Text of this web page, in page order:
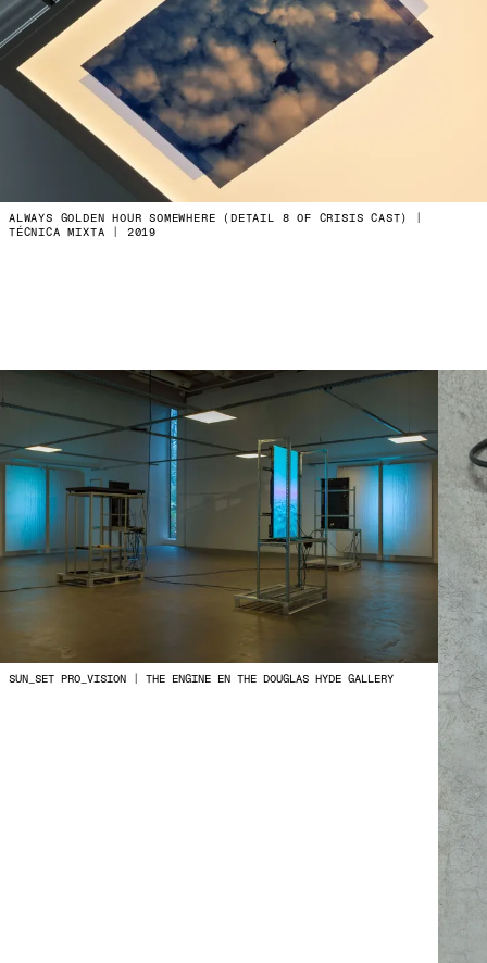
ALWAYS GOLDEN HOUR SOMEWHERE (DETAIL 8 OF CRISIS CAST) |
TÉCNICA MIXTA | 2019
SUN_SET PRO_VISION | THE ENGINE EN THE DOUGLAS HYDE GALLERY